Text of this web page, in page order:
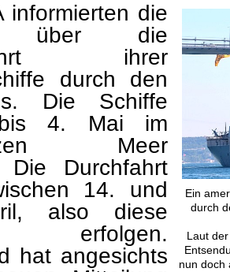
Ein
durch
Laut
nun doch
informierten die
über die
ihrer
durch den
Die Schiffe
4. Mai im
Meer
Die Durchfahrt
14. und
also diese
erfolgen.
hat angesichts